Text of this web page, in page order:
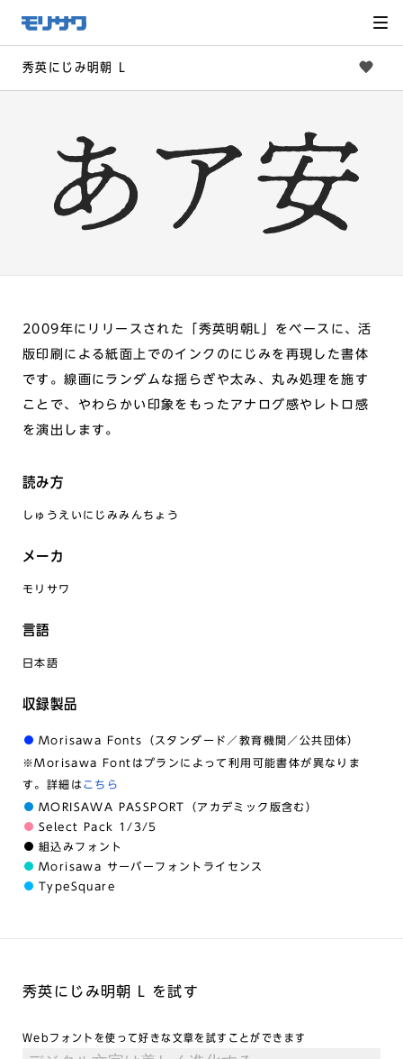
メ
ニュー
飛ばし
へ移動
秀英にじみ明朝 L
2009年にリリースされた「秀英明朝L」をベースに、活
版印刷による紙面上でのインクのにじみを再現した書体
です。線画にランダムな揺らぎや太み、丸み処理を施す
ことで、やわらかい印象をもったアナログ感やレトロ感
を演出します。
読み方
しゅうえいにじみみんちょう
メーカ
モリサワ
言語
日本語
収録製品
Morisawa Fonts（スタンダード／教育機関／公共団体）
※Morisawa Fontはプランによって利用可能書体が異なりま
す。詳細は こちら
MORISAWA PASSPORT（アカデミック版含む）
Select Pack 1/3/5
組込みフォント
Morisawa サーバーフォントライセンス
TypeSquare
秀英にじみ明朝 L を試す
Webフォントを使って好きな文章を試すことができます